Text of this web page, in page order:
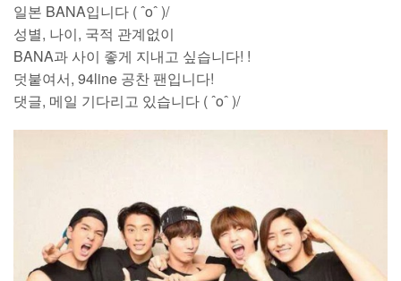
일본 BANA입니다 ( ˆoˆ )/
성별, 나이, 국적 관계없이
BANA과 사이 좋게 지내고 싶습니다! !
덧붙여서, 94line 공찬 팬입니다!
댓글, 메일 기다리고 있습니다 ( ˆoˆ )/